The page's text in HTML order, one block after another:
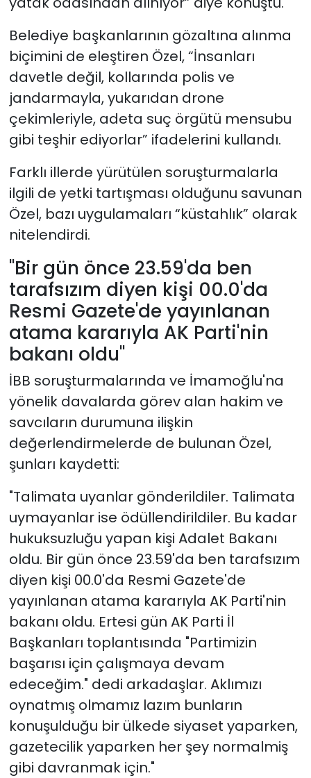
Belediye başkanlarının gözaltına alınma
biçimini de eleştiren Özel, “İnsanları
davetle değil, kollarında polis ve
jandarmayla, yukarıdan drone
çekimleriyle, adeta suç örgütü mensubu
gibi teşhir ediyorlar” ifadelerini kullandı.
Farklı illerde yürütülen soruşturmalarla
ilgili de yetki tartışması olduğunu savunan
Özel, bazı uygulamaları “küstahlık” olarak
nitelendirdi.
"Bir gün önce 23.59'da ben
tarafsızım diyen kişi 00.0'da
Resmi Gazete'de yayınlanan
atama kararıyla AK Parti'nin
bakanı oldu"
İBB soruşturmalarında ve İmamoğlu'na
yönelik davalarda görev alan hakim ve
savcıların durumuna ilişkin
değerlendirmelerde de bulunan Özel,
şunları kaydetti:
"Talimata uyanlar gönderildiler. Talimata
uymayanlar ise ödüllendirildiler. Bu kadar
hukuksuzluğu yapan kişi Adalet Bakanı
oldu. Bir gün önce 23.59'da ben tarafsızım
diyen kişi 00.0'da Resmi Gazete'de
yayınlanan atama kararıyla AK Parti'nin
bakanı oldu. Ertesi gün AK Parti İl
Başkanları toplantısında "Partimizin
başarısı için çalışmaya devam
edeceğim." dedi arkadaşlar. Aklımızı
oynatmış olmamız lazım bunların
konuşulduğu bir ülkede siyaset yaparken,
gazetecilik yaparken her şey normalmiş
gibi davranmak için."